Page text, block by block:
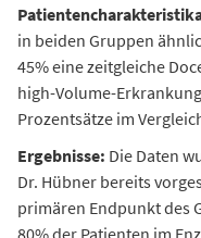
in beiden Gruppen
45% eine zeitgleiche
high-Volume-
Prozentsätze im
Ergebnisse: Die Daten
Dr. Hübner bereits
primären Endpunkt des
80% der Patienten im